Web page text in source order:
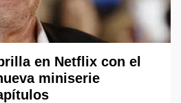
en Netflix con el
miniserie